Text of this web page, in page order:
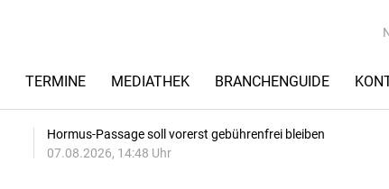
TERMINE MEDIATHEK BRANCHENGUIDE
Hormus-Passage soll vorerst gebührenfrei bleiben
07.08.2026, 14:48 Uhr